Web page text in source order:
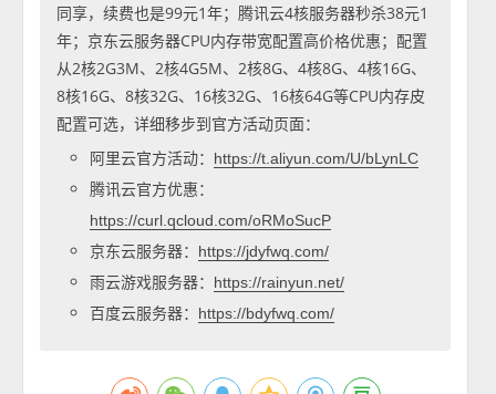
同享，续费也是99元1年；腾讯云4核服务器秒杀38元1
年；京东云服务器CPU内存带宽配置高价格优惠；配置
从2核2G3M、2核4G5M、2核8G、4核8G、4核16G、
8核16G、8核32G、16核32G、16核64G等CPU内存皮
配置可选，详细移步到官方活动页面：
阿里云官方活动：
https://t.aliyun.com/U/bLynLC
腾讯云官方优惠：
https://curl.qcloud.com/oRMoSucP
京东云服务器： https://jdyfwq.com/
雨云游戏服务器： https://rainyun.net/
百度云服务器： https://bdyfwq.com/